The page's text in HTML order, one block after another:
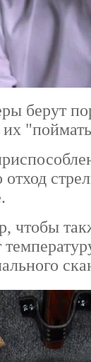
берут
чтобы